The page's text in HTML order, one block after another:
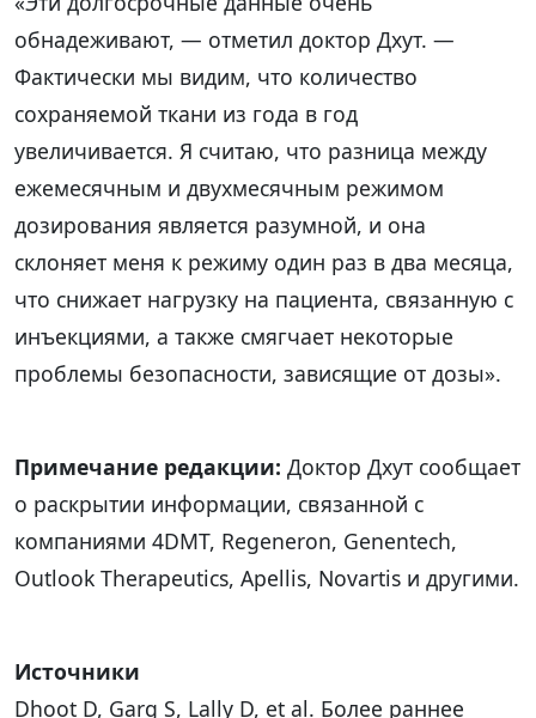
обнадеживают, — отметил доктор Дхут. —
Фактически мы видим, что количество
сохраняемой ткани из года в год
увеличивается. Я считаю, что разница между
ежемесячным и двухмесячным режимом
дозирования является разумной, и она
склоняет меня к режиму один раз в два месяца,
что снижает нагрузку на пациента, связанную с
инъекциями, а также смягчает некоторые
проблемы безопасности, зависящие от дозы».
Примечание редакции: Доктор Дхут сообщает
о раскрытии информации, связанной с
компаниями 4DMT, Regeneron, Genentech,
Outlook Therapeutics, Apellis, Novartis и другими.
Источники
Dhoot D, Garg S, Lally D, et al. Более раннее